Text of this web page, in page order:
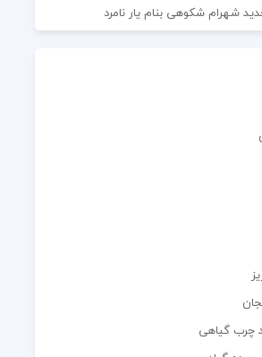
شهرام شکوهی بنام یار نامرد
چرب گیاهی